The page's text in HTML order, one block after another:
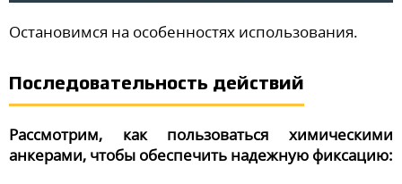
Остановимся на особенностях использования.
Последовательность действий
Рассмотрим, как пользоваться химическими
анкерами, чтобы обеспечить надежную фиксацию: